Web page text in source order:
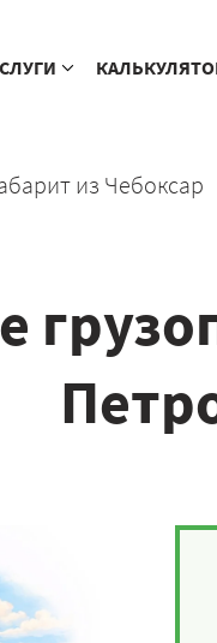
из Чебоксар